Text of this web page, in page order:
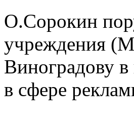
О.Сорокин
учреждения
Виноградову в
в сфере